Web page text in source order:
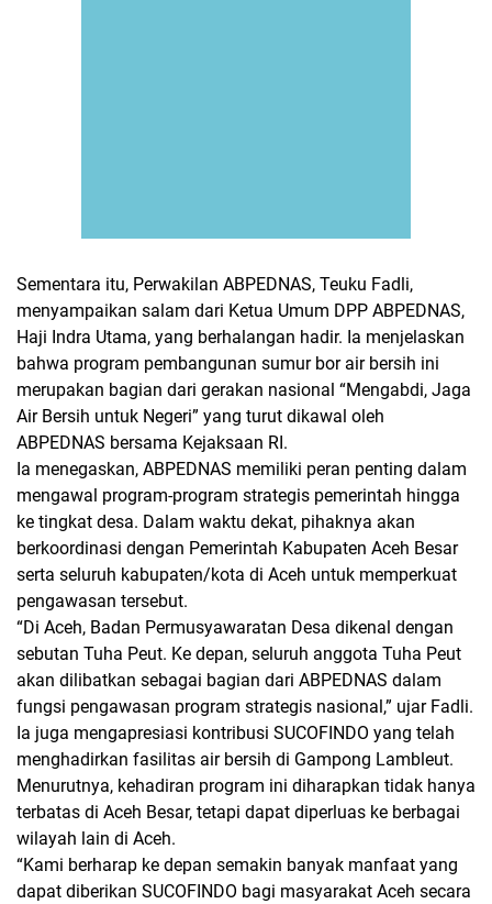
Sementara itu, Perwakilan ABPEDNAS, Teuku Fadli,
menyampaikan salam dari Ketua Umum DPP ABPEDNAS,
Haji Indra Utama, yang berhalangan hadir. Ia menjelaskan
bahwa program pembangunan sumur bor air bersih ini
merupakan bagian dari gerakan nasional “Mengabdi, Jaga
Air Bersih untuk Negeri” yang turut dikawal oleh
ABPEDNAS bersama Kejaksaan RI.
Ia menegaskan, ABPEDNAS memiliki peran penting dalam
mengawal program-program strategis pemerintah hingga
ke tingkat desa. Dalam waktu dekat, pihaknya akan
berkoordinasi dengan Pemerintah Kabupaten Aceh Besar
serta seluruh kabupaten/kota di Aceh untuk memperkuat
pengawasan tersebut.
“Di Aceh, Badan Permusyawaratan Desa dikenal dengan
sebutan Tuha Peut. Ke depan, seluruh anggota Tuha Peut
akan dilibatkan sebagai bagian dari ABPEDNAS dalam
fungsi pengawasan program strategis nasional,” ujar Fadli.
Ia juga mengapresiasi kontribusi SUCOFINDO yang telah
menghadirkan fasilitas air bersih di Gampong Lambleut.
Menurutnya, kehadiran program ini diharapkan tidak hanya
terbatas di Aceh Besar, tetapi dapat diperluas ke berbagai
wilayah lain di Aceh.
“Kami berharap ke depan semakin banyak manfaat yang
dapat diberikan SUCOFINDO bagi masyarakat Aceh secara